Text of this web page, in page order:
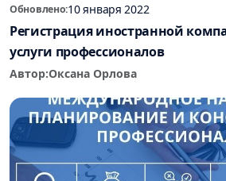
Обновлено:10 января 2022
Регистрация иностранной
услуги профессионалов
Автор:Оксана Орлова